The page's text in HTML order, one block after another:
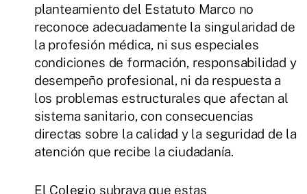
planteamiento del Estatuto Marco no
reconoce adecuadamente la singularidad de
la profesión médica, ni sus especiales
condiciones de formación, responsabilidad y
desempeño profesional, ni da respuesta a
los problemas estructurales que afectan al
sistema sanitario, con consecuencias
directas sobre la calidad y la seguridad de la
atención que recibe la ciudadanía.
El Colegio subraya que estas